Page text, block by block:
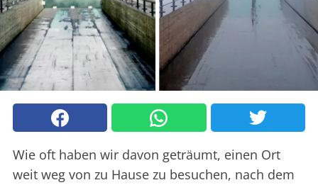
Wie oft haben wir davon geträumt, einen Ort
weit weg von zu Hause zu besuchen, nach dem